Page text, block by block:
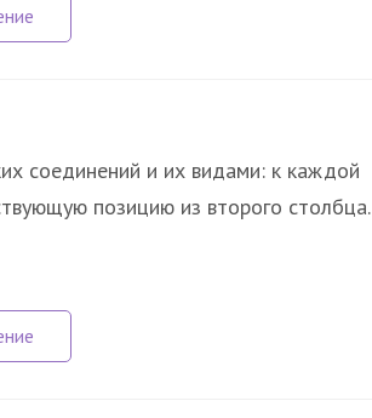
соединений и их видами: к каждой
позицию из второго столбца.